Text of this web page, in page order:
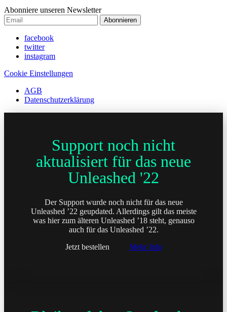
Abonniere unseren Newsletter
Abonnieren
facebook
twitter
instagram
Cookie Einstellungen
AGB
Datenschutzerklärung
Support noch nicht
aktualisiert für das neue
Unleashed '22
Der Support wurde noch nicht für das neue
Unleashed ’22 geupdated. Allerdings gilt das meiste
was hier zum älteren Unleashed ’18 steht, genauso
auch für das Unleashed ’22.
Jetzt bestellen
Mehr Info